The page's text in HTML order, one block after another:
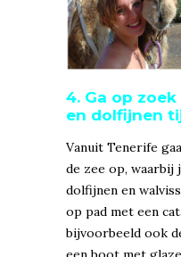
4. Ga op
en dolfijnen
Vanuit Tenerife
de zee op,
dolfijnen en
op pad met een
bijvoorbeeld ook